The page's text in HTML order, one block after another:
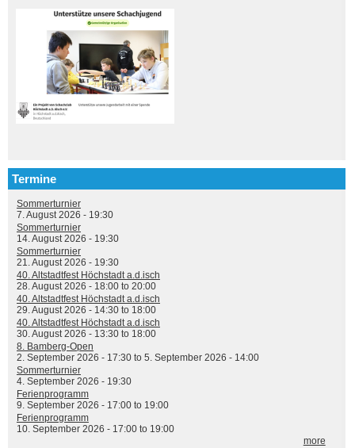
Termine
Sommerturnier
7. August 2026 - 19:30
Sommerturnier
14. August 2026 - 19:30
Sommerturnier
21. August 2026 - 19:30
40. Altstadtfest Höchstadt a.d.isch
28. August 2026 - 18:00 to 20:00
40. Altstadtfest Höchstadt a.d.isch
29. August 2026 - 14:30 to 18:00
40. Altstadtfest Höchstadt a.d.isch
30. August 2026 - 13:30 to 18:00
8. Bamberg-Open
2. September 2026 - 17:30 to 5. September 2026 - 14:00
Sommerturnier
4. September 2026 - 19:30
Ferienprogramm
9. September 2026 - 17:00 to 19:00
Ferienprogramm
10. September 2026 - 17:00 to 19:00
more